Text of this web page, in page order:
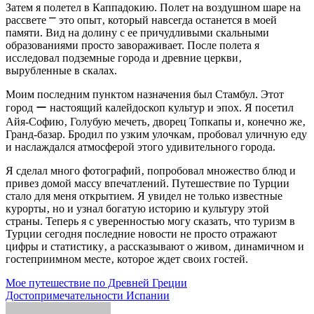
Затем я полетел в Каппадокию. Полет на воздушном шаре на
рассвете ⎻ это опыт‚ который навсегда останется в моей
памяти. Вид на долину с ее причудливыми скальными
образованиями просто завораживает. После полета я
исследовал подземные города и древние церкви‚
вырубленные в скалах.
Моим последним пунктом назначения был Стамбул. Этот
город ー настоящий калейдоскоп культур и эпох. Я посетил
Айя-Софию‚ Голубую мечеть‚ дворец Топкапы и‚ конечно же‚
Гранд-базар. Бродил по узким улочкам‚ пробовал уличную еду
и наслаждался атмосферой этого удивительного города.
Я сделал много фотографий‚ попробовал множество блюд и
привез домой массу впечатлений. Путешествие по Турции
стало для меня открытием. Я увидел не только известные
курорты‚ но и узнал богатую историю и культуру этой
страны. Теперь я с уверенностью могу сказать‚ что туризм в
Турции сегодня последние новости не просто отражают
цифры и статистику‚ а рассказывают о живом‚ динамичном и
гостеприимном месте‚ которое ждет своих гостей.
Навигация
по
Мое путешествие по Древней Греции
Достопримечательности Испании